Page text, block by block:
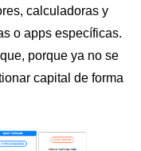
calculadoras y
o apps específicas.
porque ya no se
capital de forma